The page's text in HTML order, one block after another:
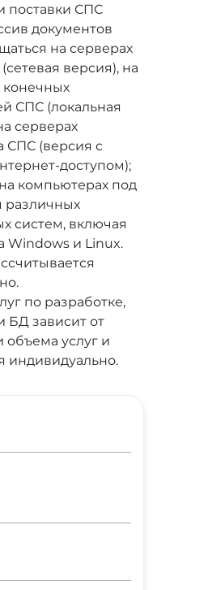
поставки СПС
документов
на серверах
версия), на
конечных
СПС (локальная
серверах
СПС (версия с
доступом);
компьютерах под
различных
систем, включая
Windows и Linux.
по разработке,
БД зависит от
объема услуг и
индивидуально.